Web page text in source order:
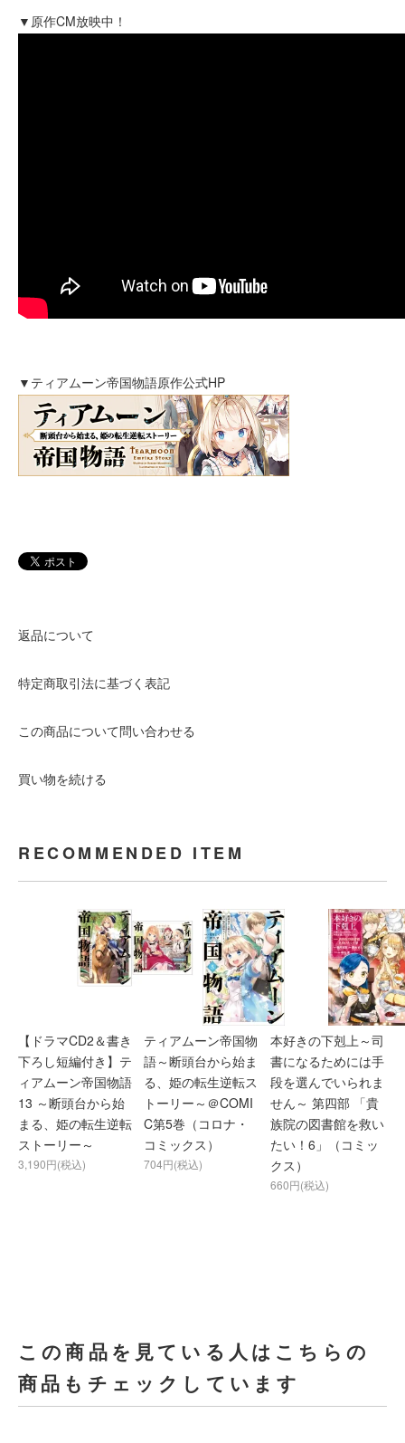
▼原作CM放映中！
▼ティアムーン帝国物語原作公式HP
返品について
特定商取引法に基づく表記
この商品について問い合わせる
買い物を続ける
RECOMMENDED ITEM
【ドラマCD2＆書き
下ろし短編付き】テ
ィアムーン帝国物語
13 ～断頭台から始
まる、姫の転生逆転
ストーリー～
3,190円(税込)
ティアムーン帝国物
語～断頭台から始ま
る、姫の転生逆転ス
トーリー～＠COMI
C第5巻（コロナ・
コミックス）
704円(税込)
本好きの下剋上～司
書になるためには手
段を選んでいられま
せん～ 第四部 「貴
族院の図書館を救い
たい！6」（コミッ
クス）
660円(税込)
この商品を見ている人はこちらの
商品もチェックしています